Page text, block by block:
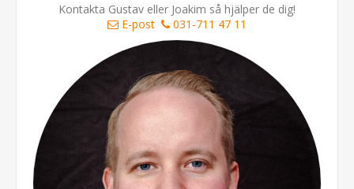
Kontakta Gustav eller Joakim så hjälper de dig!
E-post
031-711 47 11